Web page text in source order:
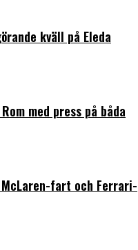
kväll på Eleda
med press på båda
fart och Ferrari-